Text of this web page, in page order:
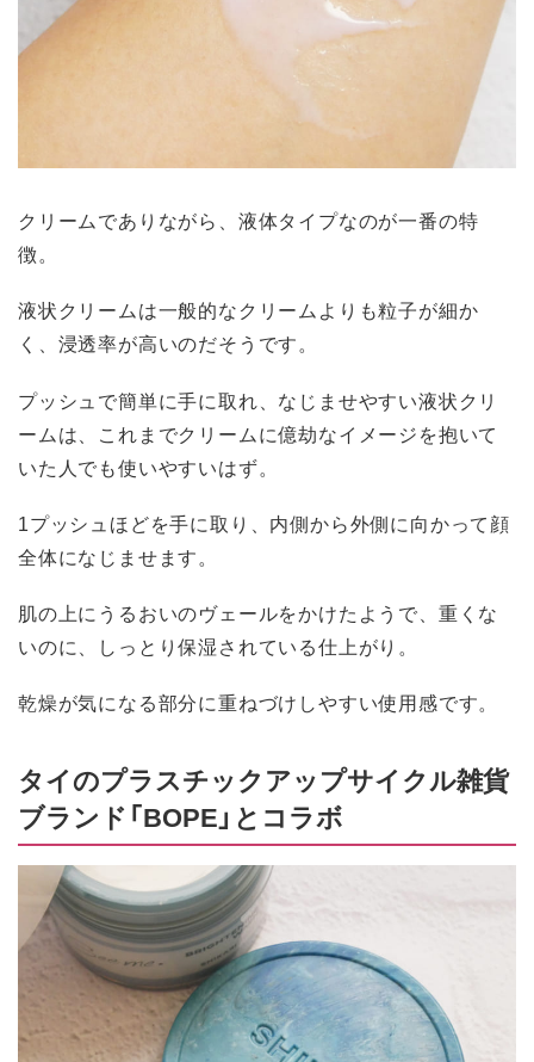
クリームでありながら、液体タイプなのが一番の特
徴。
液状クリームは一般的なクリームよりも粒子が細か
く、浸透率が高いのだそうです。
プッシュで簡単に手に取れ、なじませやすい液状クリ
ームは、これまでクリームに億劫なイメージを抱いて
いた人でも使いやすいはず。
1プッシュほどを手に取り、内側から外側に向かって顔
全体になじませます。
肌の上にうるおいのヴェールをかけたようで、重くな
いのに、しっとり保湿されている仕上がり。
乾燥が気になる部分に重ねづけしやすい使用感です。
タイのプラスチックアップサイクル雑貨
ブランド「BOPE」とコラボ